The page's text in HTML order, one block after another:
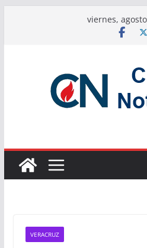
viernes,
VERACRUZ